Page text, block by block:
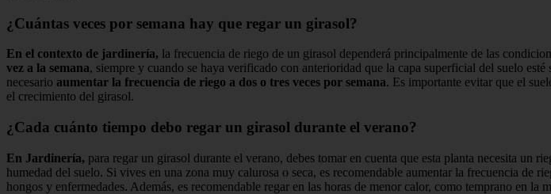
¿Cuántas veces por semana hay que regar un girasol?
En el contexto de jardinería, la frecuencia de riego de un girasol dependerá principalmente de las
vez a la semana, siempre y cuando se haya verificado con anterioridad que la capa superficial del suelo
necesario aumentar la frecuencia de riego a dos o tres veces por semana. Es importante evitar que el
el crecimiento del girasol.
¿Cada cuánto tiempo debo regar un girasol durante el verano?
En Jardinería, para regar un girasol durante el verano, debes tomar en cuenta que esta planta necesita un
humedad del suelo. Si vives en una zona muy calurosa o seca, es recomendable aumentar la frecuencia de
hongos y enfermedades. Además, es recomendable regar en las horas de menor calor, como temprano en la